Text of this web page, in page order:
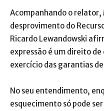
Acompanhando o
desprovimento do
Ricardo Lewandowski
expressão é um direito
exercício das garantias
No seu entendimento,
esquecimento só pode